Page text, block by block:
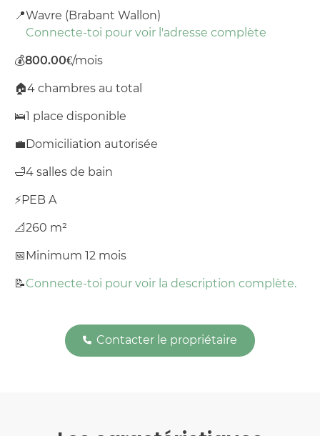
📍Wavre (Brabant Wallon)
Connecte-toi pour voir l'adresse complète
💰800.00€/mois
🏠4 chambres au total
🛌1 place disponible
💼Domiciliation autorisée
🛁4 salles de bain
⚡PEB A
📐260 m²
📅Minimum 12 mois
📝Connecte-toi pour voir la description complète.
Contacter le propriétaire